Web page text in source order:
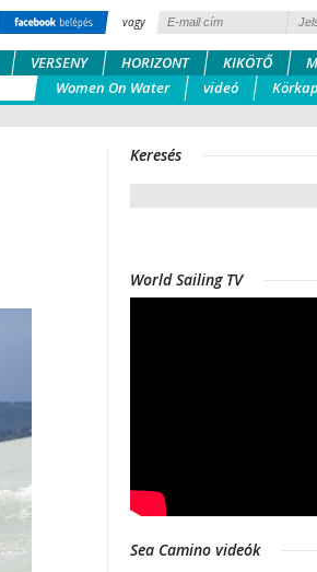
vagy
VERSENY HORIZONT KIKÖTŐ
Women On Water
videó
Keresés
World Sailing TV
Sea Camino videók